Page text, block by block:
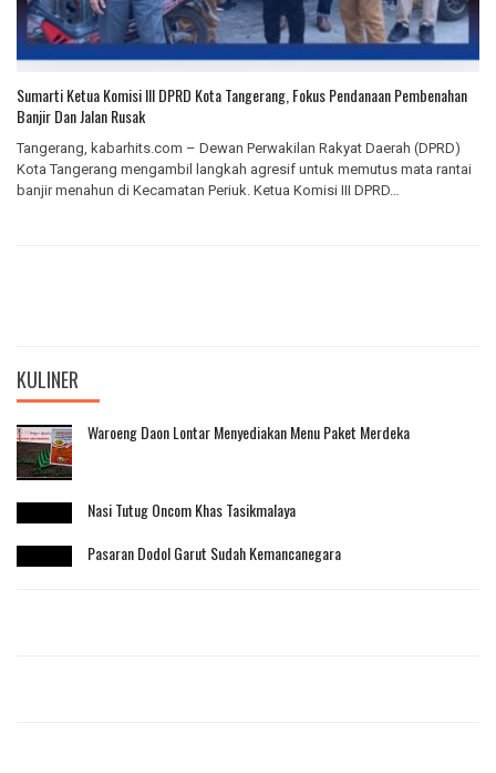
Sumarti Ketua Komisi III DPRD Kota Tangerang, Fokus Pendanaan Pembenahan
Banjir Dan Jalan Rusak
Tangerang, kabarhits.com – Dewan Perwakilan Rakyat Daerah (DPRD)
Kota Tangerang mengambil langkah agresif untuk memutus mata rantai
banjir menahun di Kecamatan Periuk. Ketua Komisi III DPRD…
KULINER
Waroeng Daon Lontar Menyediakan Menu Paket Merdeka
Nasi Tutug Oncom Khas Tasikmalaya
Pasaran Dodol Garut Sudah Kemancanegara